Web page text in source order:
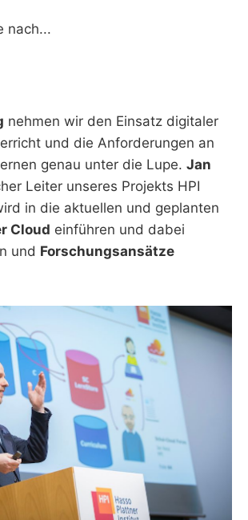
nach...
nehmen wir den Einsatz digitaler
und die Anforderungen an
genau unter die Lupe. Jan
Leiter unseres Projekts HPI
in die aktuellen und geplanten
Cloud einführen und dabei
und Forschungsansätze